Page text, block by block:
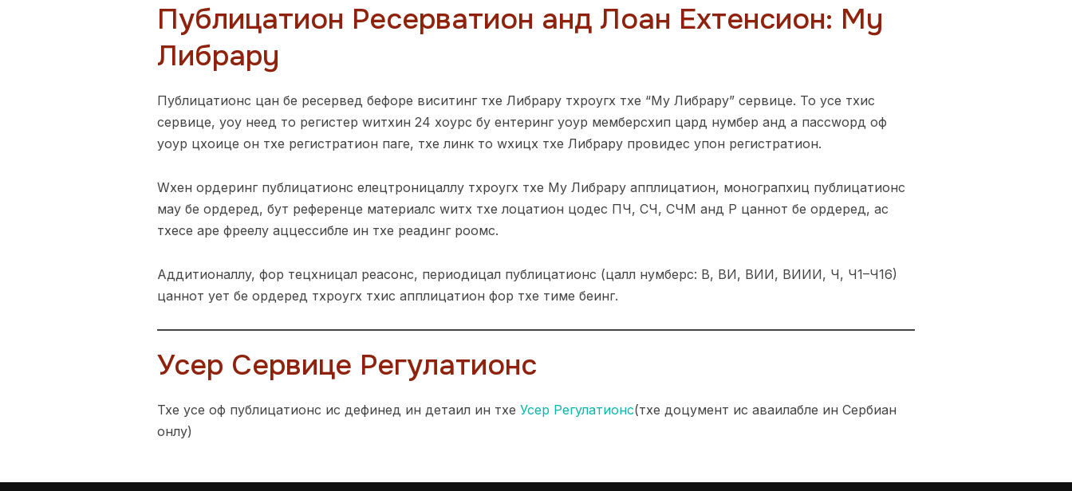
Публицатион Ресерватион анд Лоан Еxтенсион: Мy
Либрарy
Публицатионс цан бе ресервед бефоре виситинг тхе Либрарy тхроугх тхе “Мy Либрарy” сервице. То усе тхис
сервице, yоу неед то регистер wитхин 24 хоурс бy ентеринг yоур мемберсхип цард нумбер анд а пассwорд оф
yоур цхоице он тхе регистратион паге, тхе линк то wхицх тхе Либрарy провидес упон регистратион.
Wхен ордеринг публицатионс елецтроницаллy тхроугх тхе Мy Либрарy апплицатион, монограпхиц публицатионс
маy бе ордеред, бут референце материалс wитх тхе лоцатион цодес ПЧ, СЧ, СЧМ анд Р цаннот бе ордеред, ас
тхесе аре фреелy аццессибле ин тхе реадинг роомс.
Аддитионаллy, фор тецхницал реасонс, периодицал публицатионс (цалл нумберс: В, ВИ, ВИИ, ВИИИ, Ч, Ч1–Ч16)
цаннот yет бе ордеред тхроугх тхис апплицатион фор тхе тиме беинг.
Усер Сервице Регулатионс
Тхе усе оф публицатионс ис дефинед ин детаил ин тхе Усер Регулатионс(тхе доцумент ис аваилабле ин Сербиан
онлy)